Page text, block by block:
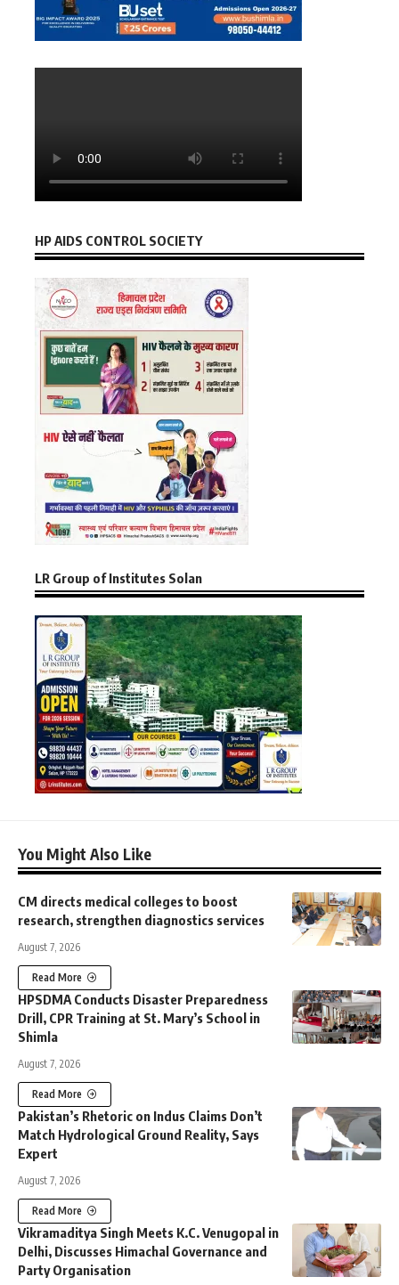
HP AIDS CONTROL SOCIETY
LR Group of Institutes Solan
You Might Also Like
CM directs medical colleges to boost
research, strengthen diagnostics services
August 7, 2026
Read More
HPSDMA Conducts Disaster Preparedness
Drill, CPR Training at St. Mary’s School in
Shimla
August 7, 2026
Read More
Pakistan’s Rhetoric on Indus Claims Don’t
Match Hydrological Ground Reality, Says
Expert
August 7, 2026
Read More
Vikramaditya Singh Meets K.C. Venugopal in
Delhi, Discusses Himachal Governance and
Party Organisation